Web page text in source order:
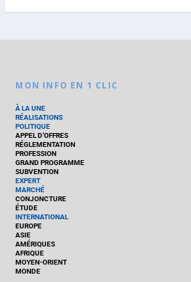
MON INFO EN 1 CLIC
À LA UNE
RÉALISATIONS
POLITIQUE
APPEL D’OFFRES
RÉGLEMENTATION
PROFESSION
GRAND PROGRAMME
SUBVENTION
EXPERT
MARCHÉ
CONJONCTURE
ÉTUDE
INTERNATIONAL
EUROPE
ASIE
AMÉRIQUES
AFRIQUE
MOYEN-ORIENT
MONDE